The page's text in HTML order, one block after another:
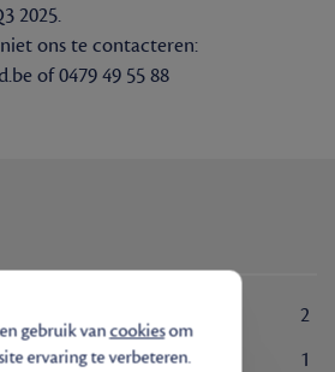
2025.
ons te contacteren:
of 0479 49 55 88
2
1
gebruik vancookiesom
ervaring te verbeteren.